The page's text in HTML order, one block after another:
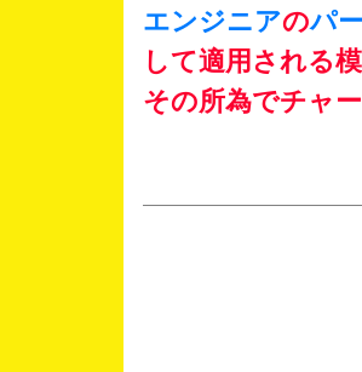
エンジニアのパ
して適用される模
その所為でチャ